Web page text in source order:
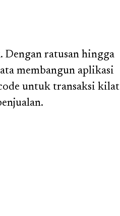
Dengan ratusan hingga
membangun aplikasi
untuk transaksi kilat